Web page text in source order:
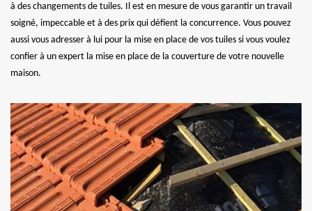
à des changements de tuiles. Il est en mesure de vous garantir un travail
soigné, impeccable et à des prix qui défient la concurrence. Vous pouvez
aussi vous adresser à lui pour la mise en place de vos tuiles si vous voulez
confier à un expert la mise en place de la couverture de votre nouvelle
maison.